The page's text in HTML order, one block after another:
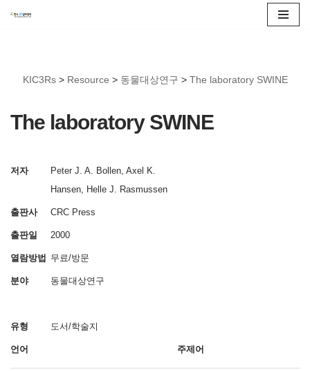
건
너
기
KIC3Rs> Resource > 동물대상연구 > The laboratory SWINE
The laboratory SWINE
저자
Peter J. A. Bollen, Axel K.
Hansen, Helle J. Rasmussen
출판사 CRC Press
출판일 2000
열람방법 무료/방문
분야 동물대상연구
유형 도서/학술지
언어 주제어